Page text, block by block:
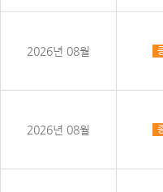
2026년 08월
2026년 08월